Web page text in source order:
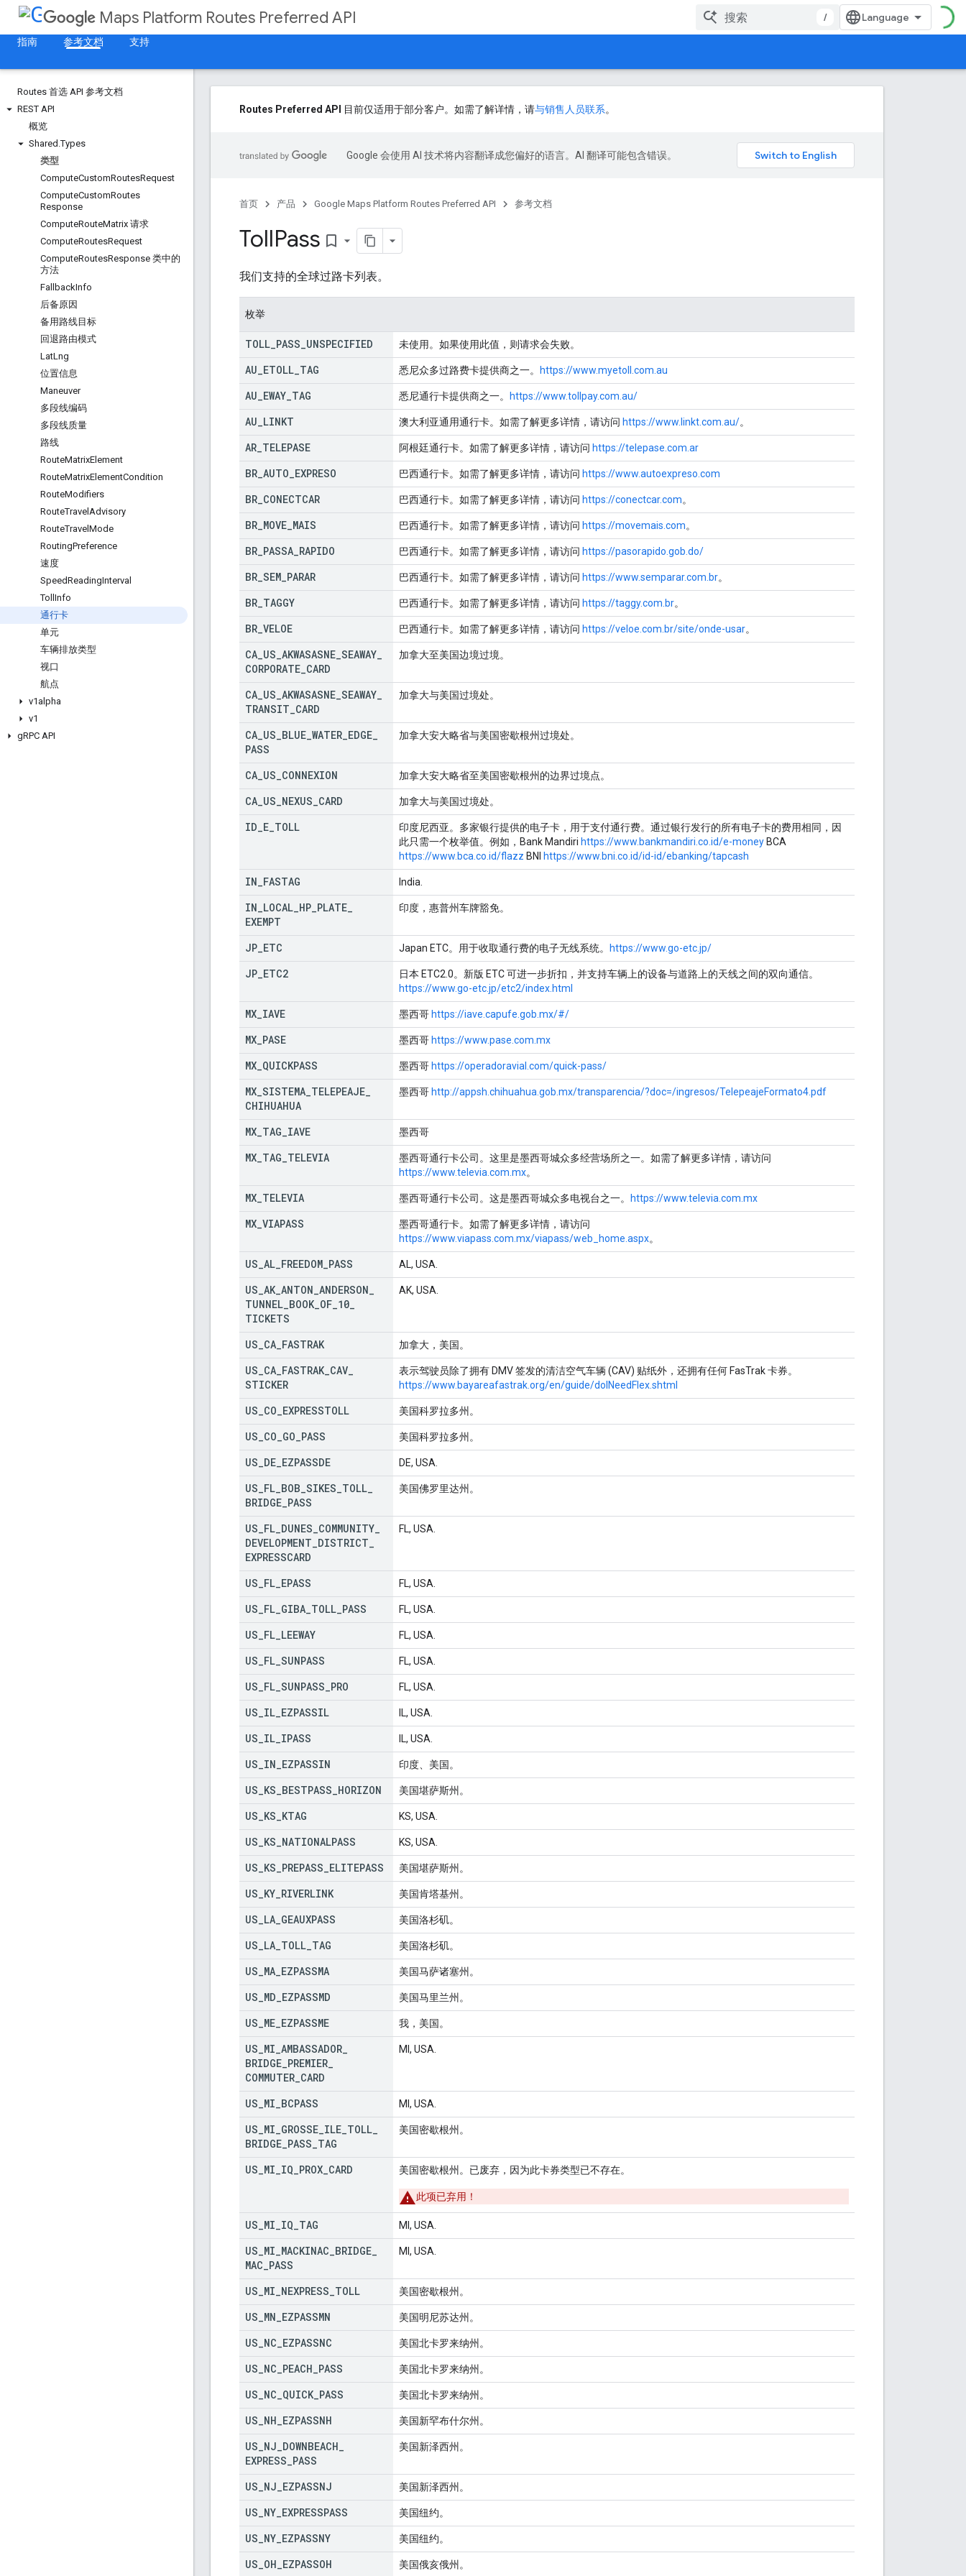
Maps Platform Routes Preferred API
/
指南
参考文档 支持
Routes 首选 API 参考文档
REST API
概览
Shared .Types
类型
ComputeCustomRoutesRequest
ComputeCustomRoutes
Response
ComputeRouteMatrix 请求
ComputeRoutesRequest
ComputeRoutesResponse 类中的
方法
FallbackInfo
后备原因
备用路线目标
回退路由模式
LatLng
位置信息
Maneuver
多段线编码
多段线质量
路线
RouteMatrixElement
RouteMatrixElementCondition
RouteModifiers
RouteTravel Advisory
RouteTravel Mode
RoutingPreference
速度
SpeedReadingInterval
Toll Info
通行卡
单元
车辆排放类型
视口
航点
v1alpha
v1
gRPC API
Routes Preferred API 目前仅适用于部分客户。如需了解详情，请与销售人员联系。
Google 会使用 AI 技术将内容翻译成您偏好的语言。AI 翻译可能包含错误。
首页 产品 Google Maps Platform Routes Preferred API 参考文档
TollPass bookmark_border
我们支持的全球过路卡列表。
枚举
TOLL PASS UNSPECIFIED 未使用。如果使用此值，则请求会失败。
AU ETOLL TAG 悉尼众多过路费卡提供商之一。 https://www.myetoll.com.au
AU EWAY TAG 悉尼通行卡提供商之一。 https://www.tollpay.com.au/
AU LINKT 澳大利亚通用通行卡。如需了解更多详情，请访问 https://www.linkt.com.au/。
AR TELEPASE 阿根廷通行卡。如需了解更多详情，请访问 https://telepase.com.ar
BR AUTO EXPRESO 巴西通行卡。如需了解更多详情，请访问 https://www.autoexpreso.com
BR CONECTCAR 巴西通行卡。如需了解更多详情，请访问 https://conectcar.com。
BR MOVE MAIS 巴西通行卡。如需了解更多详情，请访问 https://movemais.com。
BR PASSA RAPIDO 巴西通行卡。如需了解更多详情，请访问 https://pasorapido.gob.do/
BR SEM PARAR 巴西通行卡。如需了解更多详情，请访问 https://www.semparar.com.br。
BR TAGGY 巴西通行卡。如需了解更多详情，请访问 https://taggy.com.br。
BR VELOE 巴西通行卡。如需了解更多详情，请访问 https://veloe.com.br/site/onde-usar。
CA US AKWASASNE SEAWAY
CORPORATE CARD
加拿大至美国边境过境。
CA US AKWASASNE SEAWAY
TRANSIT CARD
加拿大与美国过境处。
CA US BLUE WATER EDGE
PASS
加拿大安大略省与美国密歇根州过境处。
CA US CONNEXION 加拿大安大略省至美国密歇根州的边界过境点。
CA US NEXUS CARD 加拿大与美国过境处。
ID E TOLL
印度尼西亚。多家银行提供的电子卡，用于支付通行费。通过银行发行的所有电子卡的费用相同，因
此只需一个枚举值。例如，Bank Mandiri https://www.bankmandiri.co.id/e-money BCA
https://www.bca.co.id/flazz BNI https://www.bni.co.id/id-id/ebanking/tapcash
IN FASTAG India.
IN LOCAL HP PLATE
EXEMPT
印度，惠普州车牌豁免。
JP ETC Japan ETC。用于收取通行费的电子无线系统。 https://www.go-etc.jp/
JP ETC2
日本 ETC2.0。新版 ETC 可进一步折扣，并支持车辆上的设备与道路上的天线之间的双向通信。
https://www.go-etc.jp/etc2/index.html
MX IAVE 墨西哥 https://iave.capufe.gob.mx/#/
MX PASE 墨西哥 https://www.pase.com.mx
MX QUICKPASS 墨西哥 https://operadoravial.com/quick-pass/
MX SISTEMA TELEPEAJE
CHIHUAHUA
墨西哥 http://appsh.chihuahua.gob.mx/transparencia/?doc=/ingresos/TelepeajeFormato4.pdf
MX TAG IAVE 墨西哥
MX TAG TELEVIA
墨西哥通行卡公司。这里是墨西哥城众多经营场所之一。如需了解更多详情，请访问
https://www.televia.com.mx。
MX TELEVIA 墨西哥通行卡公司。这是墨西哥城众多电视台之一。 https://www.televia.com.mx
MX VIAPASS
墨西哥通行卡。如需了解更多详情，请访问
https://www.viapass.com.mx/viapass/web_home.aspx。
US AL FREEDOM PASS AL, USA.
US AK ANTON ANDERSON
TUNNEL BOOK OF 10
TICKETS
AK, USA.
US CA FASTRAK 加拿大，美国。
US CA FASTRAK CAV
STICKER
表示驾驶员除了拥有 DMV 签发的清洁空气车辆 (CAV) 贴纸外，还拥有任何 FasTrak 卡券。
https://www.bayareafastrak.org/en/guide/doINeedFlex.shtml
US CO EXPRESSTOLL 美国科罗拉多州。
US CO GO PASS 美国科罗拉多州。
US DE EZPASSDE DE, USA.
US FL BOB SIKES TOLL
BRIDGE PASS
美国佛罗里达州。
US FL DUNES COMMUNITY
DEVELOPMENT DISTRICT
EXPRESSCARD
FL, USA.
US FL EPASS FL, USA.
US FL GIBA TOLL PASS FL, USA.
US FL LEEWAY FL, USA.
US FL SUNPASS FL, USA.
US FL SUNPASS PRO FL, USA.
US IL EZPASSIL IL, USA.
US IL IPASS IL, USA.
US IN EZPASSIN 印度、美国。
US KS BESTPASS HORIZON 美国堪萨斯州。
US KS KTAG KS, USA.
US KS NATIONALPASS KS, USA.
US KS PREPASS ELITEPASS 美国堪萨斯州。
US KY RIVERLINK 美国肯塔基州。
US LA GEAUXPASS 美国洛杉矶。
US LA TOLL TAG 美国洛杉矶。
US MA EZPASSMA 美国马萨诸塞州。
US MD EZPASSMD 美国马里兰州。
US ME EZPASSME 我，美国。
US MI AMBASSADOR
BRIDGE PREMIER
COMMUTER CARD
MI, USA.
US MI BCPASS MI, USA.
US MI GROSSE ILE TOLL
BRIDGE PASS TAG
美国密歇根州。
US MI IQ PROX CARD 美国密歇根州。已废弃，因为此卡券类型已不存在。
此项已弃用！
US MI IQ TAG MI, USA.
US MI MACKINAC BRIDGE
MAC PASS
MI, USA.
US MI NEXPRESS TOLL 美国密歇根州。
US MN EZPASSMN 美国明尼苏达州。
US NC EZPASSNC 美国北卡罗来纳州。
US NC PEACH PASS 美国北卡罗来纳州。
US NC QUICK PASS 美国北卡罗来纳州。
US NH EZPASSNH 美国新罕布什尔州。
US NJ DOWNBEACH
EXPRESS PASS
美国新泽西州。
US NJ EZPASSNJ 美国新泽西州。
US NY EXPRESSPASS 美国纽约。
US NY EZPASSNY 美国纽约。
US OH EZPASSOH 美国俄亥俄州。